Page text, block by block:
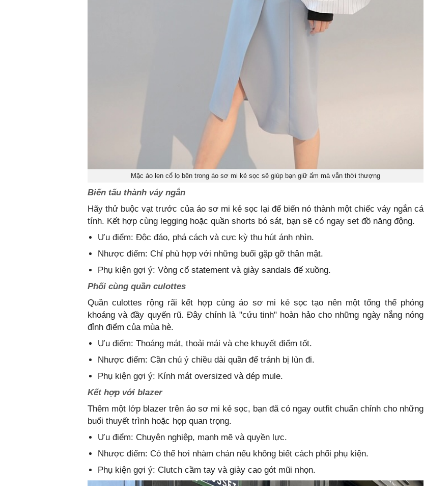
Mặc áo len cổ lọ bên trong áo sơ mi kẻ sọc sẽ giúp bạn giữ ấm mà vẫn thời thượng
Biến tấu thành váy ngắn
Hãy thử buộc vạt trước của áo sơ mi kẻ sọc lại để biến nó thành một chiếc váy ngắn cá
tính. Kết hợp cùng legging hoặc quần shorts bó sát, bạn sẽ có ngay set đồ năng động.
Ưu điểm: Độc đáo, phá cách và cực kỳ thu hút ánh nhìn.
Nhược điểm: Chỉ phù hợp với những buổi gặp gỡ thân mật.
Phụ kiện gợi ý: Vòng cổ statement và giày sandals đế xuồng.
Phối cùng quần culottes
Quần culottes rộng rãi kết hợp cùng áo sơ mi kẻ sọc tạo nên một tổng thể phóng
khoáng và đầy quyến rũ. Đây chính là "cứu tinh" hoàn hảo cho những ngày nắng nóng
đỉnh điểm của mùa hè.
Ưu điểm: Thoáng mát, thoải mái và che khuyết điểm tốt.
Nhược điểm: Cần chú ý chiều dài quần để tránh bị lùn đi.
Phụ kiện gợi ý: Kính mát oversized và dép mule.
Kết hợp với blazer
Thêm một lớp blazer trên áo sơ mi kẻ sọc, bạn đã có ngay outfit chuẩn chỉnh cho những
buổi thuyết trình hoặc họp quan trọng.
Ưu điểm: Chuyên nghiệp, mạnh mẽ và quyền lực.
Nhược điểm: Có thể hơi nhàm chán nếu không biết cách phối phụ kiện.
Phụ kiện gợi ý: Clutch cầm tay và giày cao gót mũi nhọn.